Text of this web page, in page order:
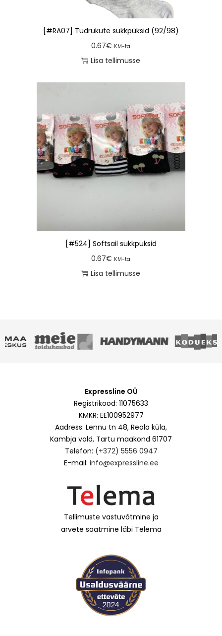
[#RA07] Tüdrukute sukkpüksid (92/98)
0.67€ KM-ta
Lisa tellimusse
[#524] Softsail sukkpüksid
0.67€ KM-ta
Lisa tellimusse
Expressline OÜ
Registrikood: 11075633
KMKR: EE100952977
Aadress: Lennu tn 48, Reola küla,
Kambja vald, Tartu maakond 61707
Telefon: (+372) 5556 0947
E-mail: info@expressline.ee
Tellimuste vastuvõtmine ja
arvete saatmine läbi Telema